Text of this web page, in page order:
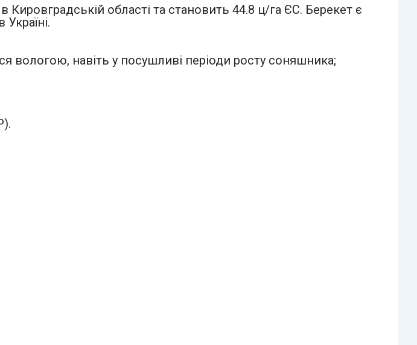
області та становить 44.8 ц/га ЄС. Берекет є
вологою, навіть у посушливі періоди росту соняшника;